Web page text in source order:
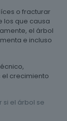
o fracturar
los que causa
el árbol
e incluso
crecimiento
si el árbol se